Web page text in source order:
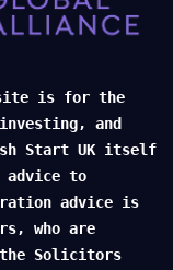
is for the
and
Start UK itself
advice to
advice is
who are
the Solicitors